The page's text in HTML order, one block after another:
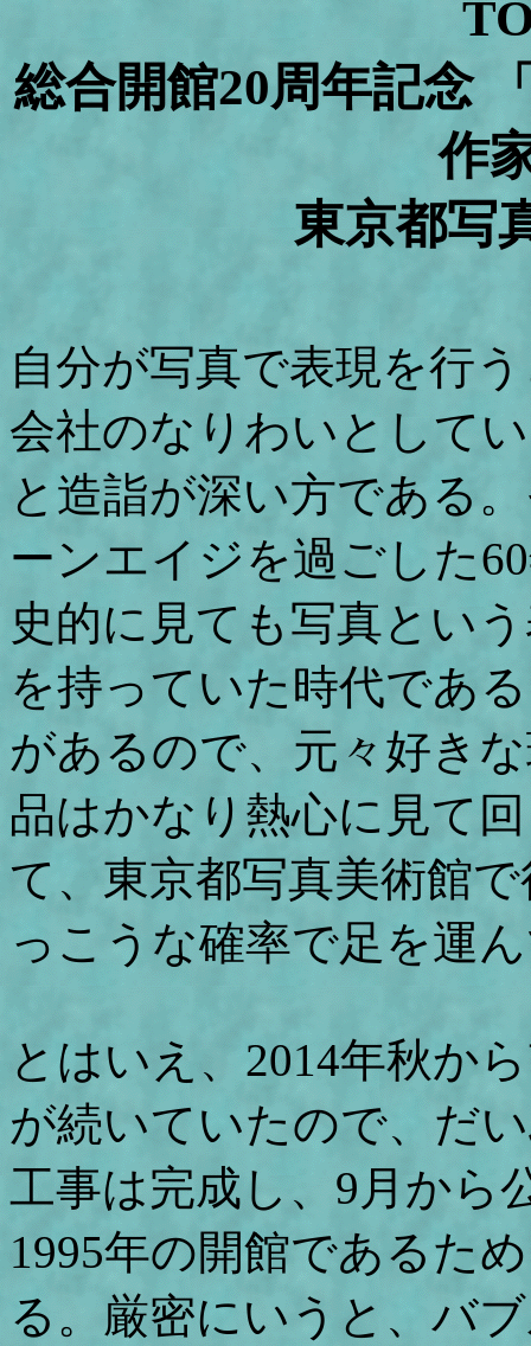
総合開館20周年記念
作
東京都写
自分が写真で表現を行
会社のなりわいとして
と造詣が深い方である
ーンエイジを過ごした
史的に見ても写真とい
を持っていた時代であ
があるので、元々好き
品はかなり熱心に見て
て、東京都写真美術館
っこうな確率で足を運
とはいえ、2014年秋か
が続いていたので、だ
工事は完成し、9月から
1995年の開館であるた
る。厳密にいうと、バ